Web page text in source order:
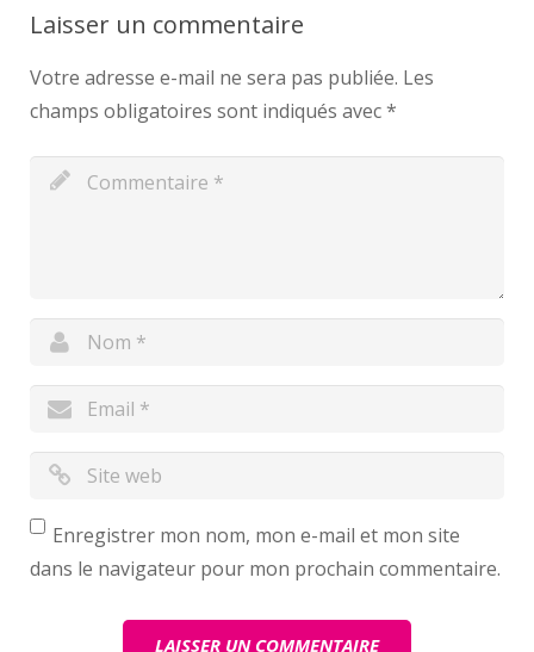
Laisser un commentaire
Votre adresse e-mail ne sera pas publiée. Les
champs obligatoires sont indiqués avec*
Enregistrer mon nom, mon e-mail et mon site
dans le navigateur pour mon prochain commentaire.